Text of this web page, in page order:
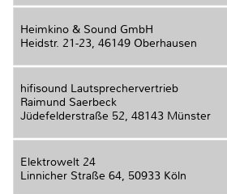
Heimkino & Sound GmbH
Heidstr. 21-23, 46149 Oberhausen
hifisound Lautsprechervertrieb
Raimund Saerbeck
Jüdefelderstraße 52, 48143 Münster
Elektrowelt 24
Linnicher Straße 64, 50933 Köln